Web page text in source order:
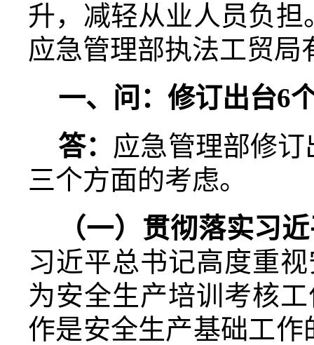
升，减轻从业人员负
应急管理部执法工贸
一、问：修订出台6
答： 应急管理部修订
三个方面的考虑。
（一）贯彻落实习
习近平总书记高度重
为安全生产培训考核
作是安全生产基础工